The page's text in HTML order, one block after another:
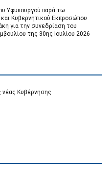
Υφυπουργού παρά τω
Κυβερνητικού Εκπροσώπου
για την συνεδρίαση του
της 30ης Ιουλίου 2026
νέας Κυβέρνησης